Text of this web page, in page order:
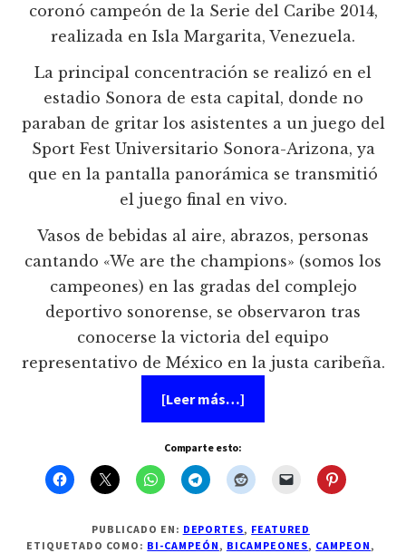
coronó campeón de la Serie del Caribe 2014,
realizada en Isla Margarita, Venezuela.
La principal concentración se realizó en el
estadio Sonora de esta capital, donde no
paraban de gritar los asistentes a un juego del
Sport Fest Universitario Sonora-Arizona, ya
que en la pantalla panorámica se transmitió
el juego final en vivo.
Vasos de bebidas al aire, abrazos, personas
cantando «We are the champions» (somos los
campeones) en las gradas del complejo
deportivo sonorense, se observaron tras
conocerse la victoria del equipo
representativo de México en la justa caribeña.
[Leer más…]
México
la
Serie
del
2014
de
Comparte esto:
PUBLICADO EN: DEPORTES, FEATURED
ETIQUETADO COMO: BI-CAMPEÓN , BICAMPEONES, CAMPEON ,